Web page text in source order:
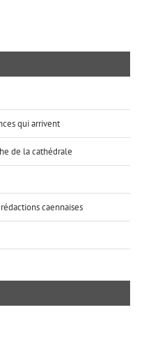
qui arrivent
de la cathédrale
caennaises